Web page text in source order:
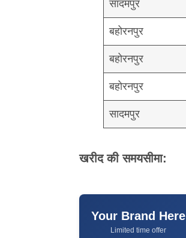
सादमपुर
बहोरनपुर
बहोरनपुर
बहोरनपुर
सादमपुर
खरीद की समयसीमा:
Your Brand Here
Limited time offer